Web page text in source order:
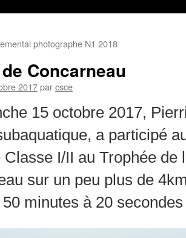
photographe N1 2018
Concarneau
2017parcsce
15 octobre 2017,
a participé
Classe I/II au Trophée de
sur un peu plus de
minutes à 20